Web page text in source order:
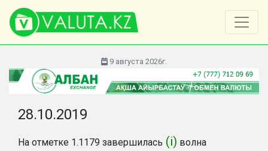
9 августа 2026г.
28.10.2019
На отметке 1.1179 завершилась (i) волна